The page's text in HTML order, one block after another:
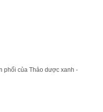
phối của Thảo dược xanh -